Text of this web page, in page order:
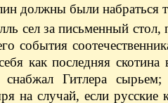
должны были набраться
сел за письменный
события
как последняя
снабжал Гитлера
на случай, если